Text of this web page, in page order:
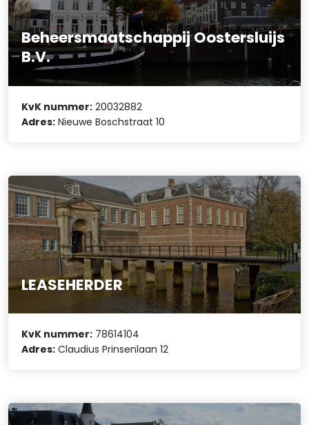
Beheersmaatschappij Oostersluijs
B.V.
KvK nummer: 20032882
Adres: Nieuwe Boschstraat 10
LEASEHERDER
KvK nummer: 78614104
Adres: Claudius Prinsenlaan 12